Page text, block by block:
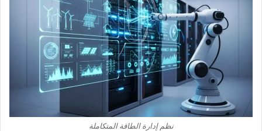
نظم إدارة الطاقة المتكاملة